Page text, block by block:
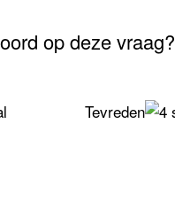
op deze vraag?
Tevreden